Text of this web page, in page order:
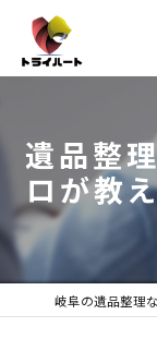
遺品整
ロが教